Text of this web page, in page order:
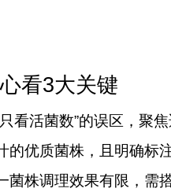
看3大关键
看活菌数”的误区，聚
的优质菌株，且明确标
菌株调理效果有限，需